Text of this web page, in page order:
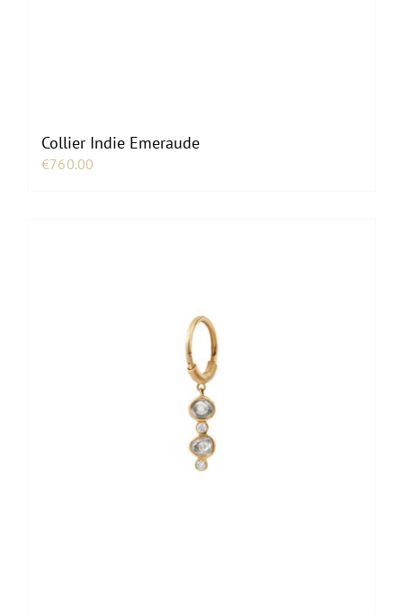
Collier Indie Emeraude
€760.00